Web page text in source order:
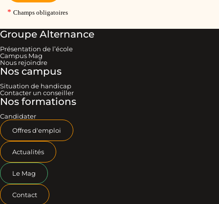
Groupe Alternance
Présentation de l’école
Campus Mag
Nous rejoindre
Nos campus
Situation de handicap
Contacter un conseiller
Nos formations
Candidater
Offres d'emploi
Actualités
Le Mag
Contact